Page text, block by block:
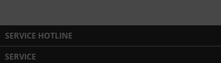
SERVICE HOTLINE
SERVICE